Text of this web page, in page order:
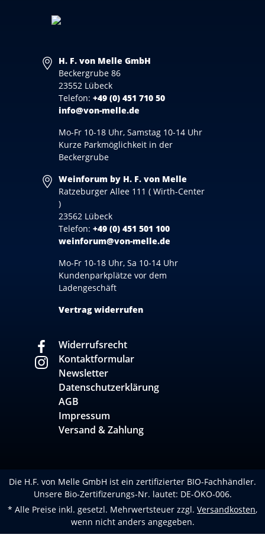
H. F. von Melle GmbH
Beckergrube 86
23552 Lübeck
Telefon: +49 (0) 451 710 50
info@von-melle.de
Mo-Fr 10-18 Uhr, Samstag 10-14 Uhr
Kurze Parkmöglichkeit in der
Beckergrube
Weinforum by H. F. von Melle
Ratzeburger Allee 111 ( Wirth-Center
)
23562 Lübeck
Telefon: +49 (0) 451 501 100
weinforum@von-melle.de
Mo-Fr 10-18 Uhr, Sa 10-14 Uhr
Kundenparkplätze vor dem
Ladengeschäft
Vertrag widerrufen
Widerrufsrecht
Kontaktformular
Newsletter
Datenschutzerklärung
AGB
Impressum
Versand & Zahlung
Die H.F. von Melle GmbH ist ein zertifizierter BIO-Fachhändler.
Unsere Bio-Zertifizerungs-Nr. lautet: DE-ÖKO-006.
* Alle Preise inkl. gesetzl. Mehrwertsteuer zzgl. Versandkosten,
wenn nicht anders angegeben.